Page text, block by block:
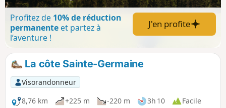
Profitez de 10% de réduction
permanenteet partez à
l’aventure !
J'en profite
La côte Sainte-Germaine
Visorandonneur
8,76 km
+225 m -220 m 3h 10
Facile